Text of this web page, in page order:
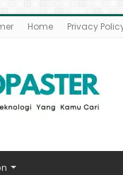
Home Privacy